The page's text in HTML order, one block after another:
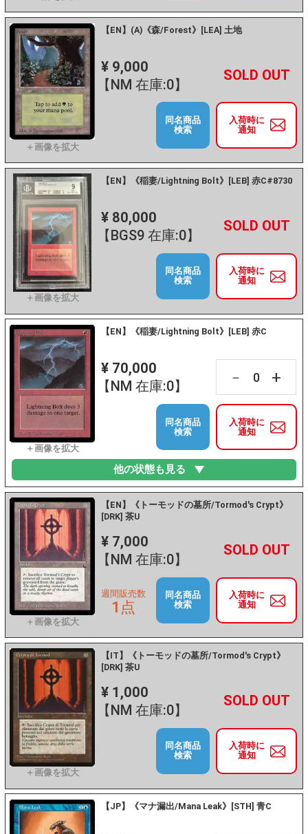
【EN】(A)《森/Forest》[LEA] 土地
¥ 9,000
【NM 在庫:0】
－ +
入荷時に
通知
同名商品
検索
【EN】《稲妻/Lightning Bolt》[LEB] 赤C#8730
¥ 80,000
【BGS9 在庫:0】
－ +
入荷時に
通知
同名商品
検索
【EN】《稲妻/Lightning Bolt》[LEB] 赤C
¥ 70,000
【NM 在庫:0】
－ +
入荷時に
通知
同名商品
検索
他の状態も見る
【EN】《トーモッドの墓所/Tormod's Crypt》
[DRK] 茶U
¥ 7,000
【NM 在庫:0】
－ +
入荷時に
通知
週間販売数
1点
同名商品
検索
【IT】《トーモッドの墓所/Tormod's Crypt》
[DRK] 茶U
¥ 1,000
【NM 在庫:0】
－ +
入荷時に
通知
同名商品
検索
【JP】《マナ漏出/Mana Leak》[STH] 青C